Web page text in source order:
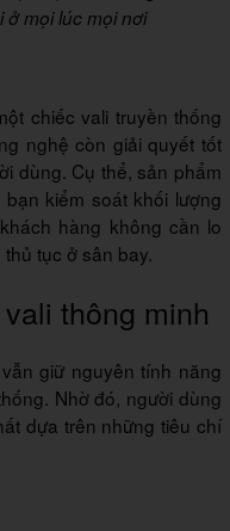
mọi lúc mọi nơi
chiếc vali truyền thống
nghệ còn giải quyết tốt
dùng. Cụ thể, sản phẩm
kiểm soát khối lượng
hàng không cần lo
tục ở sân bay.
thông minh
giữ nguyên tính năng
Nhờ đó, người dùng
dựa trên những tiêu chí